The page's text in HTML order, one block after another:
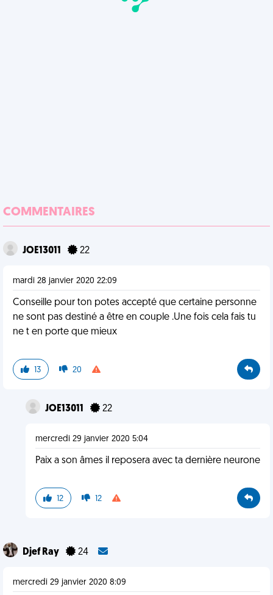
COMMENTAIRES
JOE13011 22
mardi 28 janvier 2020 22:09
Conseille pour ton potes accepté que certaine personne
ne sont pas destiné a être en couple .Une fois cela fais tu
ne t en porte que mieux
13 20
JOE13011 22
mercredi 29 janvier 2020 5:04
Paix a son âmes il reposera avec ta dernière neurone
12 12
Djef Ray 24
mercredi 29 janvier 2020 8:09